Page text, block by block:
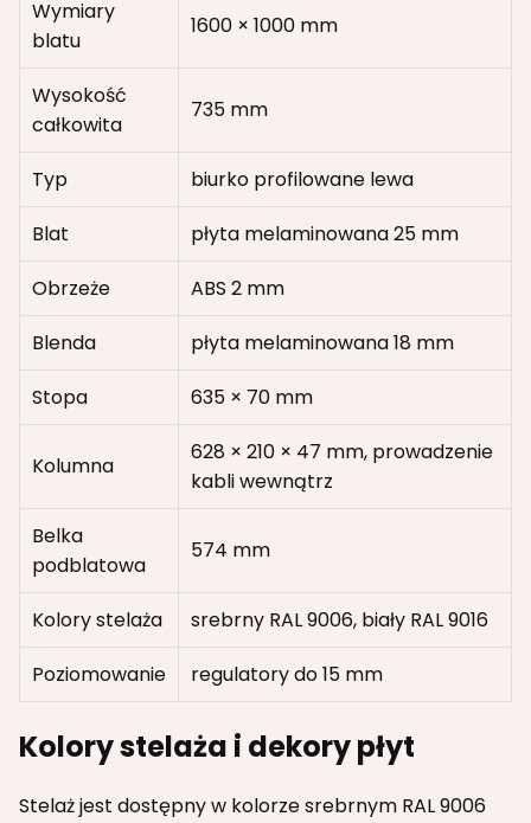
Wymiary
blatu
1600 × 1000 mm
Wysokość
całkowita
735 mm
Typ
biurko profilowane lewa
Blat
płyta melaminowana 25 mm
Obrzeże
ABS 2 mm
Blenda
płyta melaminowana 18 mm
Stopa
635 × 70 mm
Kolumna
628 × 210 × 47 mm, prowadzenie
kabli wewnątrz
Belka
podblatowa
574 mm
Kolory stelaża
srebrny RAL 9006, biały RAL 9016
Poziomowanie
regulatory do 15 mm
Kolory stelaża i dekory płyt
Stelaż jest dostępny w kolorze srebrnym RAL 9006